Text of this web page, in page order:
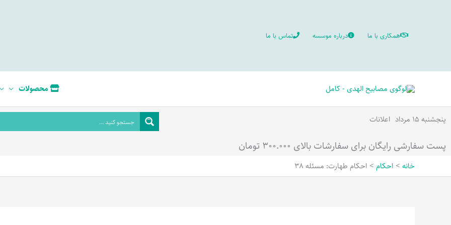
همکاری با ما درباره موسسه تماس با ما
محصولات
پنجشنبه ۱۵ مرداد اعلانات
پست سفارشی رایگان برای سفارشات بالای ۳۰۰.۰۰۰ تومان
خانه احکام احکام طهارت: مسئله 38